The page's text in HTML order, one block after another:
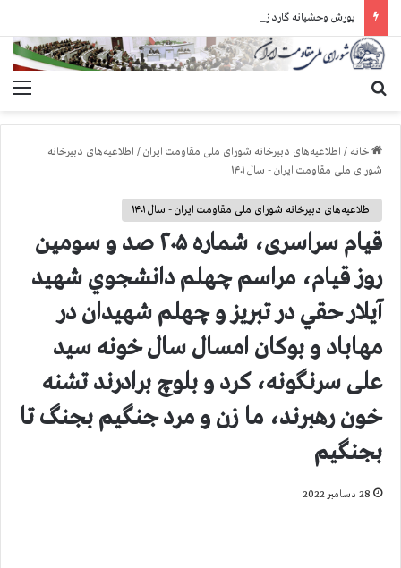
یورش وحشیانه گارد زندان اوین به سالن ۵ بند ۷ و ضرب و شتم زندانیان
خانه / اطلاعیه‌های دبیرخانه شورای ملی مقاومت ایران/ اطلاعیه‌های دبیرخانه
شورای ملی مقاومت ایران - سال ۱۴۰۱
اطلاعیه‌های دبیرخانه شورای ملی مقاومت ایران - سال ۱۴۰۱
قيام سراسری، شماره ۲۰۵ صد و سومین
روز قیام، مراسم چهلم دانشجوي شهید
آيلار حقي در تبریز و چهلم شهيدان در
مهاباد و بوكان امسال سال خونه سید
علی سرنگونه، کرد و بلوچ برادرند تشنه
خون رهبرند، ما زن و مرد جنگیم بجنگ تا
بجنگیم
28 دسامبر 2022